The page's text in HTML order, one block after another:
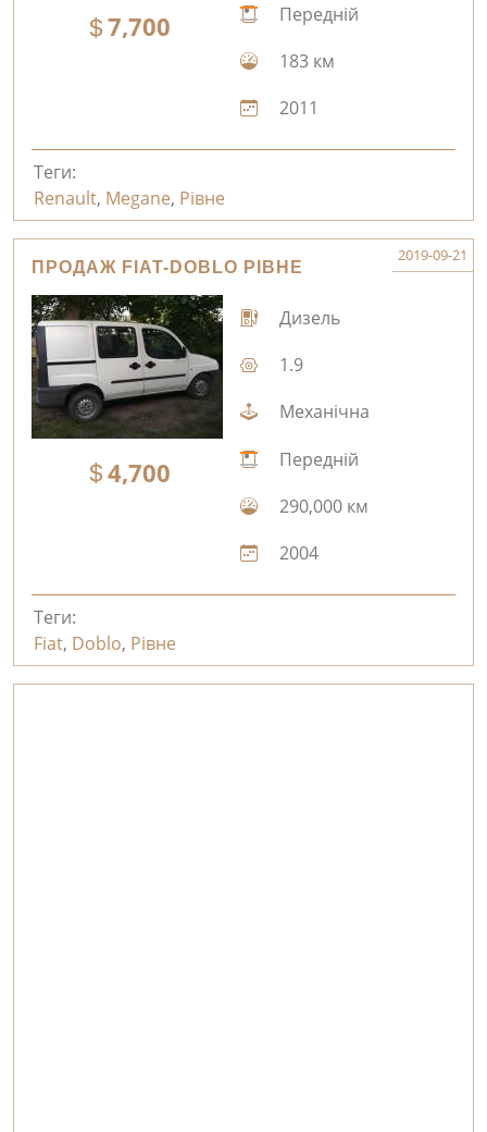
7,700
Передній
183 км
2011
Теги:
Renault, Megane, Рівне
ПРОДАЖ FIAT-DOBLO РІВНЕ
2019-09-21
4,700
Дизель
1.9
Механічна
Передній
290,000 км
2004
Теги:
Fiat, Doblo, Рівне